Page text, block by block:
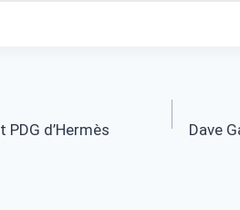
d’Hermès Dave